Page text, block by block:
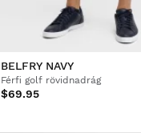
BELFRY NAVY
Férfi golf rövidnadrág
$69.95